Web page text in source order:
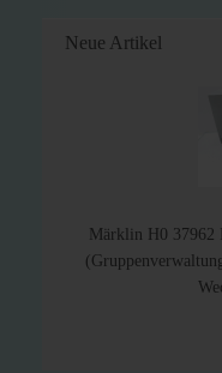
Neue Artikel
Märklin H0 37962